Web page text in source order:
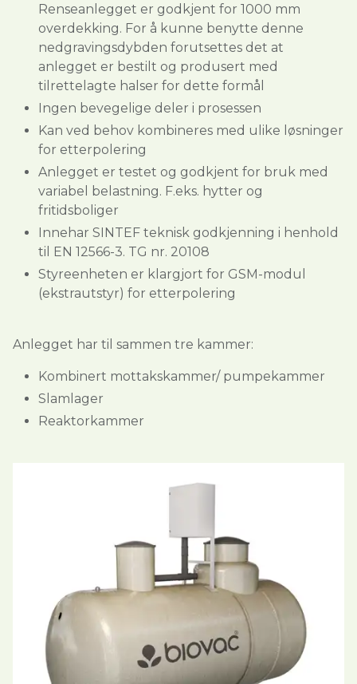
Renseanlegget er godkjent for 1000 mm
overdekking. For å kunne benytte denne
nedgravingsdybden forutsettes det at
anlegget er bestilt og produsert med
tilrettelagte halser for dette formål
Ingen bevegelige deler i prosessen
Kan ved behov kombineres med ulike løsninger
for etterpolering
Anlegget er testet og godkjent for bruk med
variabel belastning. F.eks. hytter og
fritidsboliger
Innehar SINTEF teknisk godkjenning i henhold
til EN 12566-3. TG nr. 20108
Styreenheten er klargjort for GSM-modul
(ekstrautstyr) for etterpolering
Anlegget har til sammen tre kammer:
Kombinert mottakskammer/ pumpekammer
Slamlager
Reaktorkammer